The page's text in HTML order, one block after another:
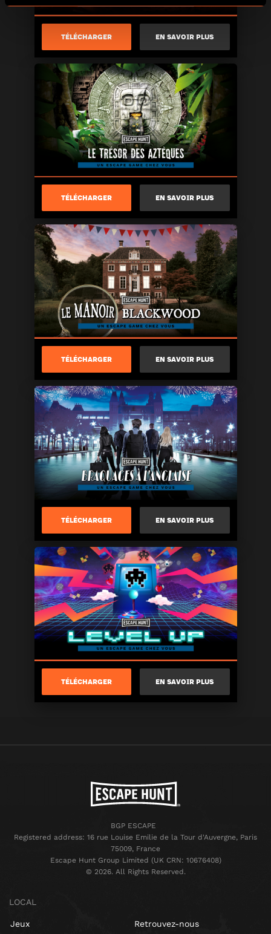
TÉLÉCHARGER EN SAVOIR PLUS
TÉLÉCHARGER EN SAVOIR PLUS
TÉLÉCHARGER EN SAVOIR PLUS
TÉLÉCHARGER EN SAVOIR PLUS
TÉLÉCHARGER EN SAVOIR PLUS
BGP ESCAPE
Registered address: 16 rue Louise Emilie de la Tour d'Auvergne, Paris
75009, France
Escape Hunt Group Limited (UK CRN: 10676408)
©️ 2026. All Rights Reserved.
LOCAL
Jeux Retrouvez-nous